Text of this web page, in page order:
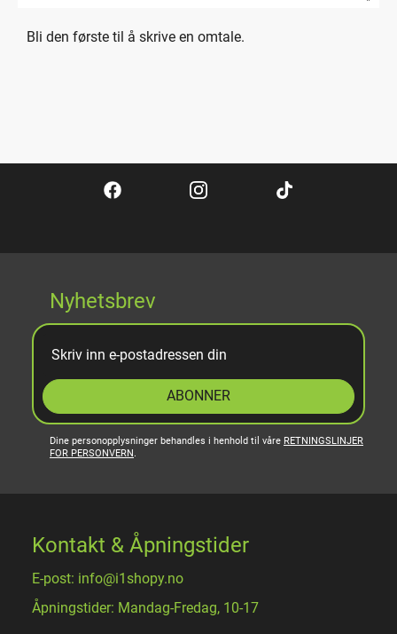
Bli den første til å skrive en omtale.
Nyhetsbrev
ABONNER
Dine personopplysninger behandles i henhold til våre RETNINGSLINJER
FOR PERSONVERN.
Kontakt & Åpningstider
E-post: info@i1shopy.no
Åpningstider: Mandag-Fredag, 10-17